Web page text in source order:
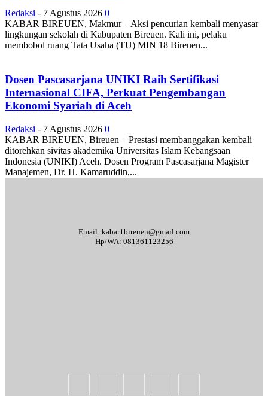
Redaksi - 7 Agustus 2026 0
KABAR BIREUEN, Makmur – Aksi pencurian kembali menyasar
lingkungan sekolah di Kabupaten Bireuen. Kali ini, pelaku
membobol ruang Tata Usaha (TU) MIN 18 Bireuen...
Dosen Pascasarjana UNIKI Raih Sertifikasi
Internasional CIFA, Perkuat Pengembangan
Ekonomi Syariah di Aceh
Redaksi - 7 Agustus 2026 0
KABAR BIREUEN, Bireuen – Prestasi membanggakan kembali
ditorehkan sivitas akademika Universitas Islam Kebangsaan
Indonesia (UNIKI) Aceh. Dosen Program Pascasarjana Magister
Manajemen, Dr. H. Kamaruddin,...
Email: kabar1bireuen@gmail.com
Hp/WA: 081361123256